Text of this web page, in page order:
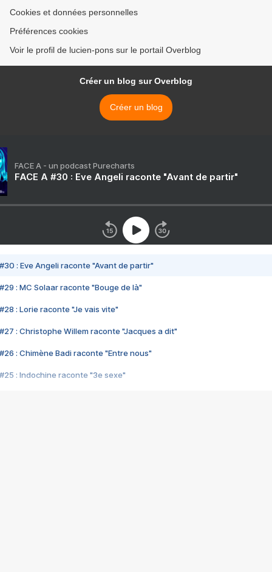
Cookies et données personnelles
Préférences cookies
Voir le profil de lucien-pons sur le portail Overblog
Créer un blog sur Overblog
Créer un blog
FACE A - un podcast Purecharts
FACE A #30 : Eve Angeli raconte "Avant de partir"
#30 : Eve Angeli raconte "Avant de partir"
#29 : MC Solaar raconte "Bouge de là"
#28 : Lorie raconte "Je vais vite"
#27 : Christophe Willem raconte "Jacques a dit"
#26 : Chimène Badi raconte "Entre nous"
#25 : Indochine raconte "3e sexe"